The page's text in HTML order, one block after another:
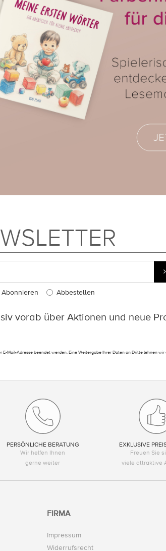
Abonnieren Abbestellen
vorab über Aktionen und neue
E-Mail-Adresse beendet werden. Eine Weitergabe Ihrer Daten an Dritte lehnen wir
PERSÖNLICHE BERATUNG
Wir helfen Ihnen
gerne weiter
EXKLUSIVE
Freuen Sie
viele attraktive
FIRMA
Impressum
Widerrufsrecht